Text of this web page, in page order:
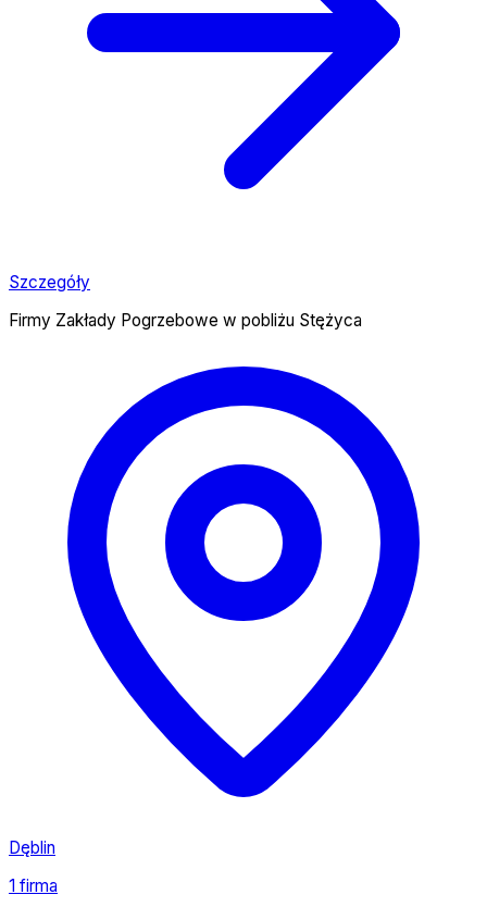
Szczegóły
Firmy Zakłady Pogrzebowe w pobliżu Stężyca
Dęblin
1 firma